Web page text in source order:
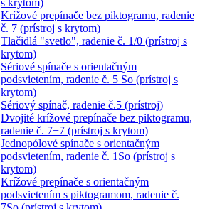
s krytom)
Krížové prepínače bez piktogramu, radenie
č. 7 (prístroj s krytom)
Tlačidlá "svetlo", radenie č. 1/0 (prístroj s
krytom)
Sériové spínače s orientačným
podsvietením, radenie č. 5 So (prístroj s
krytom)
Sériový spínač, radenie č.5 (prístroj)
Dvojité krížové prepínače bez piktogramu,
radenie č. 7+7 (prístroj s krytom)
Jednopólové spínače s orientačným
podsvietením, radenie č. 1So (prístroj s
krytom)
Krížové prepínače s orientačným
podsvietením s piktogramom, radenie č.